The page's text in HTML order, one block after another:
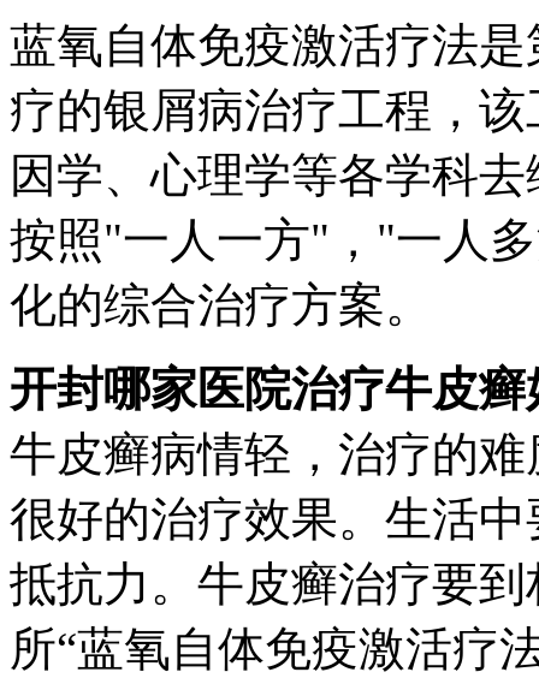
蓝氧自体免疫激活疗法
疗的银屑病治疗工程，
因学、心理学等各学科
按照"一人一方"，"一人
化的综合治疗方案。
开封哪家医院治疗牛皮癣
牛皮癣病情轻，治疗的
很好的治疗效果。生活
抵抗力。牛皮癣治疗要
所“蓝氧自体免疫激活疗